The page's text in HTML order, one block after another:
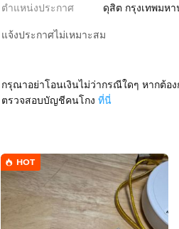
ตำแหน่งประกาศ
ดุสิต กรุงเทพมห
แจ้งประกาศไม่เหมาะสม
กรุณาอย่าโอนเงินไม่ว่ากรณีใดๆ หากต้อ
ตรวจสอบบัญชีคนโกง ที่นี่
HOT